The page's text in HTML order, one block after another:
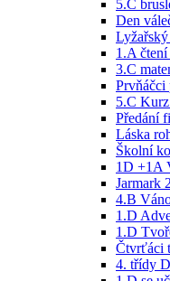
5.C
Den
1.A
3.C
Prvňáčci
5.C
Předání
Láska
Školní
1D +1A
Jarmark
4.B
1.D
1.D
Čtvrťáci
4. třídy